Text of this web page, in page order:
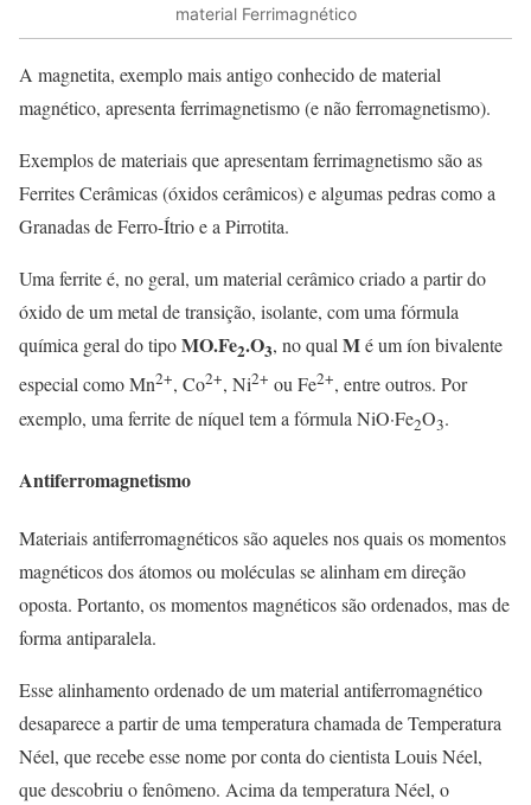
material Ferrimagnético
A magnetita, exemplo mais antigo conhecido de material
magnético, apresenta ferrimagnetismo (e não ferromagnetismo).
Exemplos de materiais que apresentam ferrimagnetismo são as
Ferrites Cerâmicas (óxidos cerâmicos) e algumas pedras como a
Granadas de Ferro-Ítrio e a Pirrotita.
Uma ferrite é, no geral, um material cerâmico criado a partir do
óxido de um metal de transição, isolante, com uma fórmula
química geral do tipoMO.Fe2.O3, no qual Mé um íon bivalente
especial como Mn2+, Co2+, Ni2+ ou Fe2+, entre outros. Por
exemplo, uma ferrite de níquel tem a fórmula NiO·Fe2O3.
Antiferromagnetismo
Materiais antiferromagnéticos são aqueles nos quais os momentos
magnéticos dos átomos ou moléculas se alinham em direção
oposta. Portanto, os momentos magnéticos são ordenados, mas de
forma antiparalela.
Esse alinhamento ordenado de um material antiferromagnético
desaparece a partir de uma temperatura chamada de Temperatura
Néel, que recebe esse nome por conta do cientista Louis Néel,
que descobriu o fenômeno. Acima da temperatura Néel, o